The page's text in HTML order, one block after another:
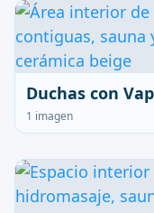
Duchas con
1 imagen